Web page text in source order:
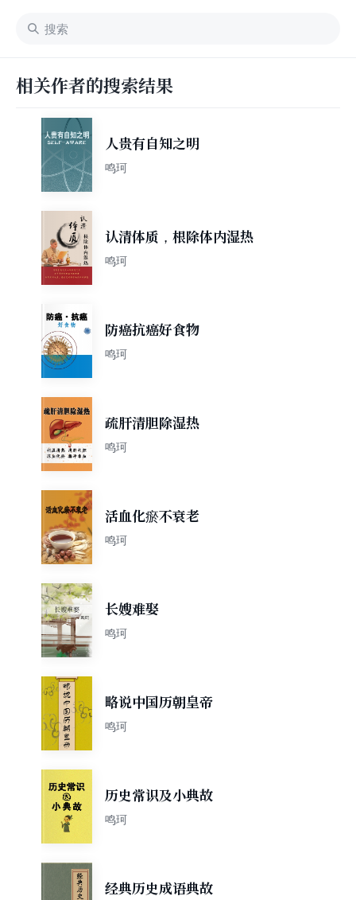
相关作者的搜索结果
人贵有自知之明
鸣珂
认清体质，根除体内湿热
鸣珂
防癌抗癌好食物
鸣珂
疏肝清胆除湿热
鸣珂
活血化瘀不衰老
鸣珂
长嫂难娶
鸣珂
略说中国历朝皇帝
鸣珂
历史常识及小典故
鸣珂
经典历史成语典故